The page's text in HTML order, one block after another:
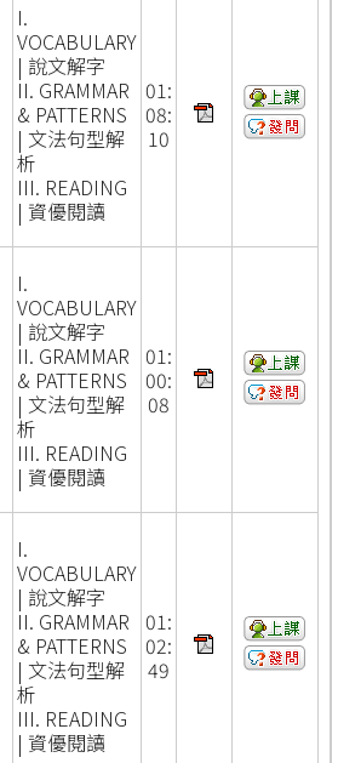
I.
VOCABULARY
| 說文解字
II. GRAMMAR
& PATTERNS
| 文法句型解
析
III. READING
| 資優閱讀
01:
08:
10
I.
VOCABULARY
| 說文解字
II. GRAMMAR
& PATTERNS
| 文法句型解
析
III. READING
| 資優閱讀
01:
00:
08
I.
VOCABULARY
| 說文解字
II. GRAMMAR
& PATTERNS
| 文法句型解
析
III. READING
| 資優閱讀
01:
02:
49